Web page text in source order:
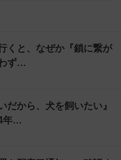
くと、なぜか『鎖に繋が
ず…
だから、犬を飼いたい』
年…